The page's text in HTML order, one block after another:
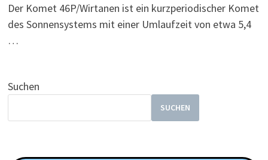
Der Komet 46P/Wirtanen ist ein kurzperiodischer Komet
des Sonnensystems mit einer Umlaufzeit von etwa 5,4
…
Suchen
SUCHEN